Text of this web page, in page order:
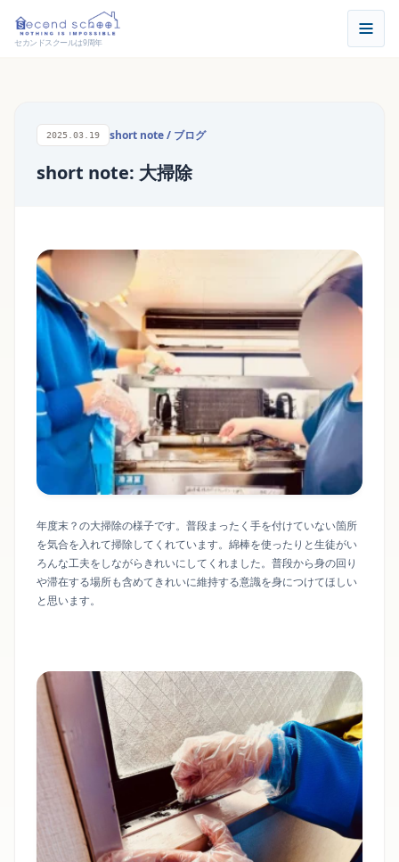
セカンドスクールは9周年
2025.03.19 short note/ ブログ
short note: 大掃除
年度末？の大掃除の様子です。普段まったく手を付けていない箇所
を気合を入れて掃除してくれています。綿棒を使ったりと生徒がい
ろんな工夫をしながらきれいにしてくれました。普段から身の回り
や滞在する場所も含めてきれいに維持する意識を身につけてほしい
と思います。